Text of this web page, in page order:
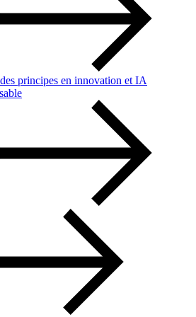
principes en innovation et IA